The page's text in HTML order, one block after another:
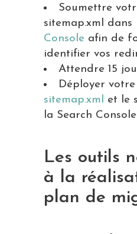
Soumettre
sitemap.xml dans
Console afin de
identifier vos
Attendre 15
Déployer votre
sitemap.xml et le
la Search
Les outils
à la
plan de